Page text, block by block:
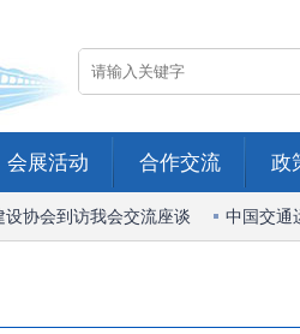
会展活动 合作交流 政
协会到访我会交流座谈 中国交通